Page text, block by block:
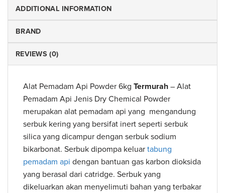
ADDITIONAL INFORMATION
BRAND
REVIEWS (0)
Alat Pemadam Api Powder 6kg Termurah – Alat
Pemadam Api Jenis Dry Chemical Powder
merupakan alat pemadam api yang mengandung
serbuk kering yang bersifat inert seperti serbuk
silica yang dicampur dengan serbuk sodium
bikarbonat. Serbuk dipompa keluar tabung
pemadam api dengan bantuan gas karbon dioksida
yang berasal dari catridge. Serbuk yang
dikeluarkan akan menyelimuti bahan yang terbakar